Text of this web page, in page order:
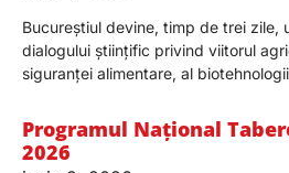
Bucureștiul devine, timp de trei zile,
dialogului științific privind viitorul
siguranței alimentare, al
Programul Național
2026